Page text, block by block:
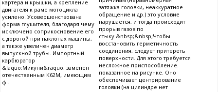
картера и крышки, а крепление
двигателя к раме мотоцикла
усилено. Усовершенствована
форма глушителя, благодаря чему
исключено соприкосновение его
с дорогой при наклонах машины,
а также увеличен диаметр
выпускной трубы. Импортный
карбюратор
&laquo;Микуни&raquo; заменен
отечественным К62М, имеющим
ф...
затяжка головки, неаккуратное
обращение и др.) это условие
нарушается, и тогда происходит
прорыв газов по
стыку.&nbsp;&nbsp;Чтобы
восстановить герметичность
соединения, следует притереть
поверхности. Для этого требуется
несложное приспособление.
показанное на рисунке. Оно
обеспечивает центрирование
головки (на цилиндре нет